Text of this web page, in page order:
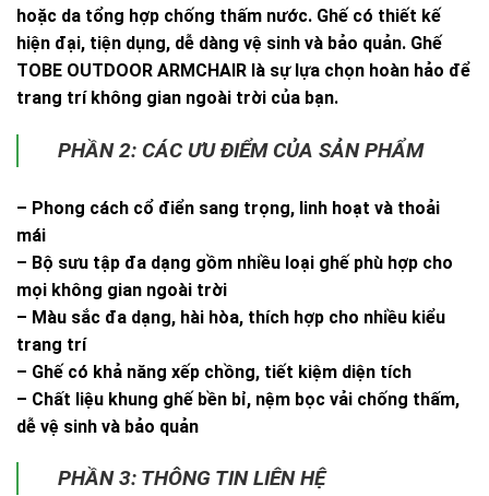
hoặc da tổng hợp chống thấm nước. Ghế có thiết kế
hiện đại, tiện dụng, dễ dàng vệ sinh và bảo quản. Ghế
TOBE OUTDOOR ARMCHAIR là sự lựa chọn hoàn hảo để
trang trí không gian ngoài trời của bạn.
PHẦN 2: CÁC ƯU ĐIỂM CỦA SẢN PHẨM
– Phong cách cổ điển sang trọng, linh hoạt và thoải
mái
– Bộ sưu tập đa dạng gồm nhiều loại ghế phù hợp cho
mọi không gian ngoài trời
– Màu sắc đa dạng, hài hòa, thích hợp cho nhiều kiểu
trang trí
– Ghế có khả năng xếp chồng, tiết kiệm diện tích
– Chất liệu khung ghế bền bỉ, nệm bọc vải chống thấm,
dễ vệ sinh và bảo quản
PHẦN 3: THÔNG TIN LIÊN HỆ